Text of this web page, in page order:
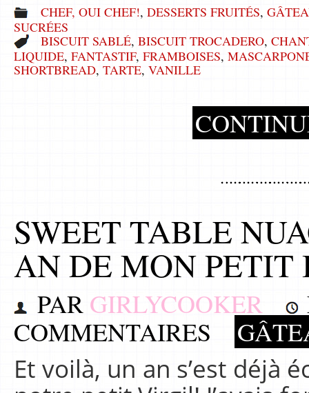
CHEF, OUI CHEF!, DESSERTS FRUITÉS,
SUCRÉES
BISCUIT SABLÉ, BISCUIT TROCADERO,
LIQUIDE, FANTASTIF, FRAMBOISES,
SHORTBREAD, TARTE, VANILLE
SWEET TABLE
AN DE MON PETIT
PAR GIRLYCOOKER
COMMENTAIRES
Et voilà, un an s’est déjà